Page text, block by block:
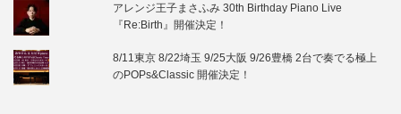
アレンジ王子まさふみ 30th Birthday Piano Live
『Re:Birth』開催決定！
8/11東京 8/22埼玉 9/25大阪 9/26豊橋 2台で奏でる極上
のPOPs&Classic 開催決定！